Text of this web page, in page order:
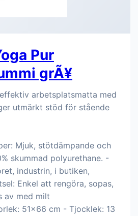
Pur
grÃ¥
arbetsplatsmatta med
utmärkt stöd för stående
Mjuk, stötdämpande och
skummad polyurethane. -
industrin, i butiken,
Enkel att rengöra, sopas,
av med milt
51x66 cm - Tjocklek: 13